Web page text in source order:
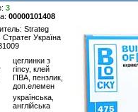
3
00000101408
Strateg
Україна
цеглинки з
гіпсу, клей
ПВА, пензлик,
доп.елемен
українська,
англійська